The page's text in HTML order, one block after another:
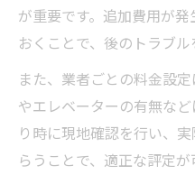
が重要です。追加費用が
おくことで、後のトラブル
また、業者ごとの料金設
やエレベーターの有無な
り時に現地確認を行い、
らうことで、適正な評定